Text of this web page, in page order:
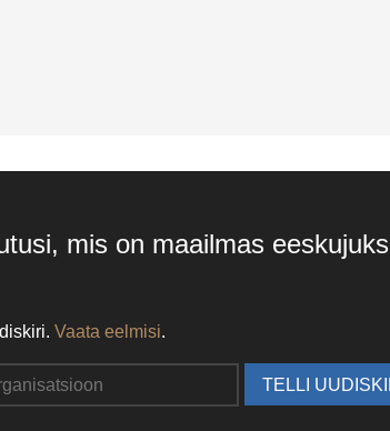
mis on maailmas eeskujuks
Vaata eelmisi.